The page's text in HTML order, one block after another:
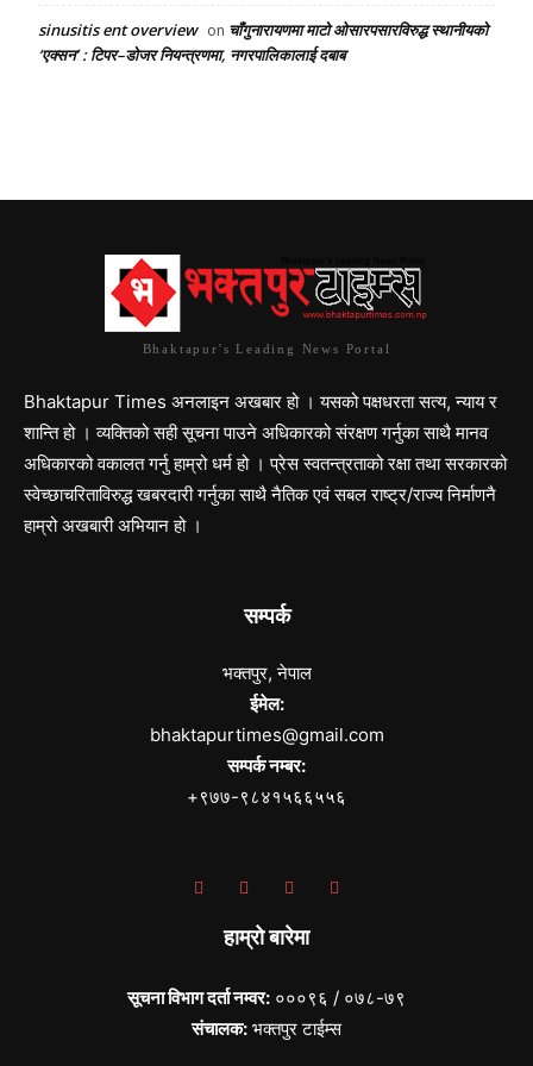
sinusitis ent overview on चाँगुनारायणमा माटो ओसारपसारविरुद्ध स्थानीयको
‘एक्सन’ : टिपर–डोजर नियन्त्रणमा, नगरपालिकालाई दबाब
Bhaktapur's Leading News Portal
Bhaktapur Times अनलाइन अखबार हो । यसको पक्षधरता सत्य, न्याय र
शान्ति हो । व्यक्तिको सही सूचना पाउने अधिकारको संरक्षण गर्नुका साथै मानव
अधिकारको वकालत गर्नु हाम्रो धर्म हो । प्रेस स्वतन्त्रताको रक्षा तथा सरकारको
स्वेच्छाचरिताविरुद्ध खबरदारी गर्नुका साथै नैतिक एवं सबल राष्ट्र/राज्य निर्माणनै
हाम्रो अखबारी अभियान हो ।
सम्पर्क
भक्तपुर, नेपाल
ईमेल:
bhaktapurtimes@gmail.com
सम्पर्क नम्बर:
+९७७-९८४१५६६५५६
हाम्रो बारेमा
सूचना विभाग दर्ता नम्वर: ०००९६ / ०७८-७९
संचालक: भक्तपुर टाईम्स